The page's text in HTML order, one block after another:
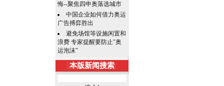
悔--聚焦四申奥落选城市
中国企业如何借力奥运
广告搏弈胜出
避免场馆等设施闲置和
浪费 专家提醒要防止"奥
运泡沫"
本版新闻搜索